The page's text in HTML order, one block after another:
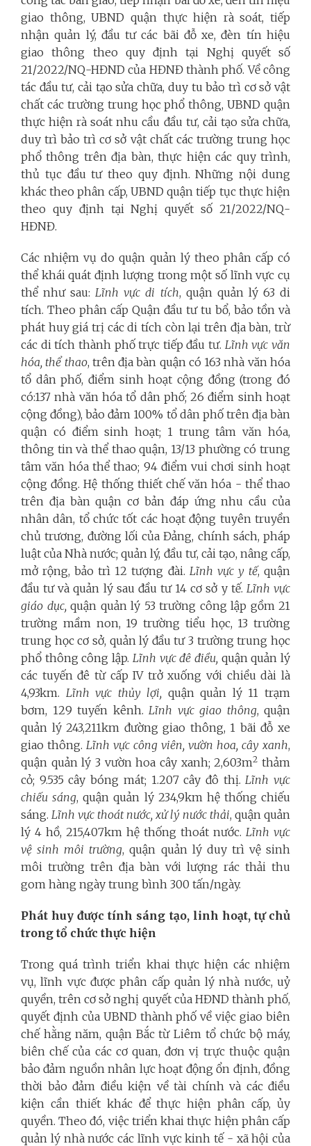
giao thông, UBND quận thực hiện rà soát, tiếp
nhận quản lý, đầu tư các bãi đỗ xe, đèn tín hiệu
giao thông theo quy định tại Nghị quyết số
21/2022/NQ-HĐND của HĐNĐ thành phố. Về công
tác đầu tư, cải tạo sửa chữa, duy tu bảo trì cơ sở vật
chất các trường trung học phổ thông, UBND quận
thực hiện rà soát nhu cầu đầu tư, cải tạo sửa chữa,
duy trì bảo trì cơ sở vật chất các trường trung học
phổ thông trên địa bàn, thực hiện các quy trình,
thủ tục đầu tư theo quy định. Những nội dung
khác theo phân cấp, UBND quận tiếp tục thực hiện
theo quy định tại Nghị quyết số 21/2022/NQ-
HĐNĐ.
Các nhiệm vụ do quận quản lý theo phân cấp có
thể khái quát định lượng trong một số lĩnh vực cụ
thể như sau: Lĩnh vực di tích, quận quản lý 63 di
tích. Theo phân cấp Quận đầu tư tu bổ, bảo tồn và
phát huy giá trị các di tích còn lại trên địa bàn, trừ
các di tích thành phố trực tiếp đầu tư. Lĩnh vực văn
hóa, thể thao, trên địa bàn quận có 163 nhà văn hóa
tổ dân phố, điểm sinh hoạt cộng đồng (trong đó
có:137 nhà văn hóa tổ dân phố; 26 điểm sinh hoạt
cộng đồng), bảo đảm 100% tổ dân phố trên địa bàn
quận có điểm sinh hoạt; 1 trung tâm văn hóa,
thông tin và thể thao quận, 13/13 phường có trung
tâm văn hóa thể thao; 94 điểm vui chơi sinh hoạt
cộng đồng. Hệ thống thiết chế văn hóa - thể thao
trên địa bàn quận cơ bản đáp ứng nhu cầu của
nhân dân, tổ chức tốt các hoạt động tuyên truyền
chủ trương, đường lối của Đảng, chính sách, pháp
luật của Nhà nước; quản lý, đầu tư, cải tạo, nâng cấp,
mở rộng, bảo trì 12 tượng đài. Lĩnh vực y tế, quận
đầu tư và quản lý sau đầu tư 14 cơ sở y tế. Lĩnh vực
giáo dục, quận quản lý 53 trường công lập gồm 21
trường mầm non, 19 trường tiểu học, 13 trường
trung học cơ sở, quản lý đầu tư 3 trường trung học
phổ thông công lập. Lĩnh vực đê điều, quận quản lý
các tuyến đê từ cấp IV trở xuống với chiều dài là
4,93km. Lĩnh vực thủy lợi, quận quản lý 11 trạm
bơm, 129 tuyến kênh. Lĩnh vực giao thông, quận
quản lý 243,211km đường giao thông, 1 bãi đỗ xe
giao thông. Lĩnh vực công viên, vườn hoa, cây xanh,
quận quản lý 3 vườn hoa cây xanh; 2,603m2 thảm
cỏ; 9.535 cây bóng mát; 1.207 cây đô thị. Lĩnh vực
chiếu sáng, quận quản lý 234,9km hệ thống chiếu
sáng. Lĩnh vực thoát nước, xử lý nước thải, quận quản
lý 4 hồ, 215,407km hệ thống thoát nước. Lĩnh vực
vệ sinh môi trường, quận quản lý duy trì vệ sinh
môi trường trên địa bàn với lượng rác thải thu
gom hàng ngày trung bình 300 tấn/ngày.
Phát huy được tính sáng tạo, linh hoạt, tự chủ
trong tổ chức thực hiện
Trong quá trình triển khai thực hiện các nhiệm
vụ, lĩnh vực được phân cấp quản lý nhà nước, uỷ
quyền, trên cơ sở nghị quyết của HĐND thành phố,
quyết định của UBND thành phố về việc giao biên
chế hằng năm, quận Bắc từ Liêm tổ chức bộ máy,
biên chế của các cơ quan, đơn vị trực thuộc quận
bảo đảm nguồn nhân lực hoạt động ổn định, đồng
thời bảo đảm điều kiện về tài chính và các điều
kiện cần thiết khác để thực hiện phân cấp, ủy
quyền. Theo đó, việc triển khai thực hiện phân cấp
quản lý nhà nước các lĩnh vực kinh tế - xã hội của